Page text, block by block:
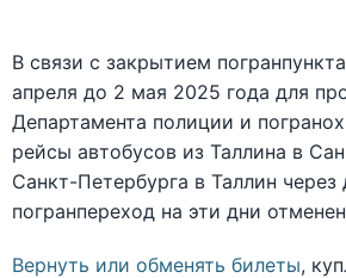
В связи с закрытием
апреля до 2 мая 2025 года для
Департамента полиции и
рейсы автобусов из Таллина в
Санкт-Петербурга в Таллин через
погранпереход на эти дни
Вернуть или обменять билеты,